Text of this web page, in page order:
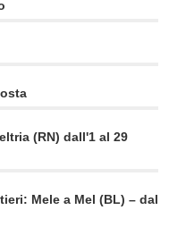
(RN) dall'1 al 29
Mele a Mel (BL) – dal